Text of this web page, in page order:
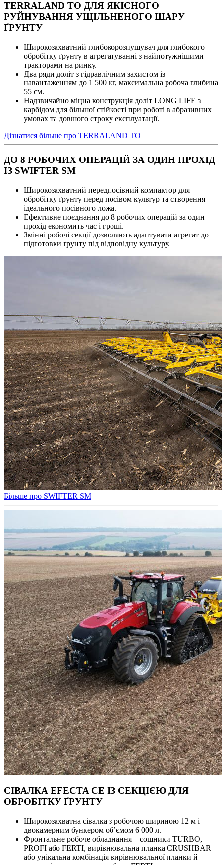
TERRALAND TO ДЛЯ ЯКІСНОГО
РУЙНУВАННЯ УЩІЛЬНЕНОГО ШАРУ
ҐРУНТУ
Широкозахватний глибокорозпушувач для глибокого
обробітку ґрунту в агрегатуванні з найпотужнішими
тракторами на ринку.
Два ряди доліт з гідравлічним захистом із
навантаженням до 1 500 кг, максимальна робоча глибина
55 см.
Надзвичайно міцна конструкція доліт LONG LIFE з
карбідом для більшої стійкості при роботі в абразивних
умовах та довшого строку експлуатації.
Дізнатися більше про TERRALAND TO
ДО 8 РОБОЧИХ ОПЕРАЦІЙ ЗА ОДИН ПРОХІД
ІЗ SWIFTER SM
Широкозахватний передпосівний компактор для
обробітку ґрунту перед посівом культур та створення
ідеального посівного ложа.
Ефективне поєднання до 8 робочих операцій за один
прохід економить час і гроші.
Змінні робочі секції дозволяють адаптувати агрегат до
підготовки ґрунту під відповідну культуру.
Більше про SWIFTER SM
СІВАЛКА EFECTA CE ІЗ СЕКЦІЄЮ ДЛЯ
ОБРОБІТКУ ҐРУНТУ
Широкозахватна сівалка з робочою шириною 12 м і
двокамерним бункером об’ємом 6 000 л.
Фронтальне робоче обладнання – сошники TURBO,
PROFI або FERTI, вирівнювальна планка CRUSHBAR
або унікальна комбінація вирівнювальної планки й